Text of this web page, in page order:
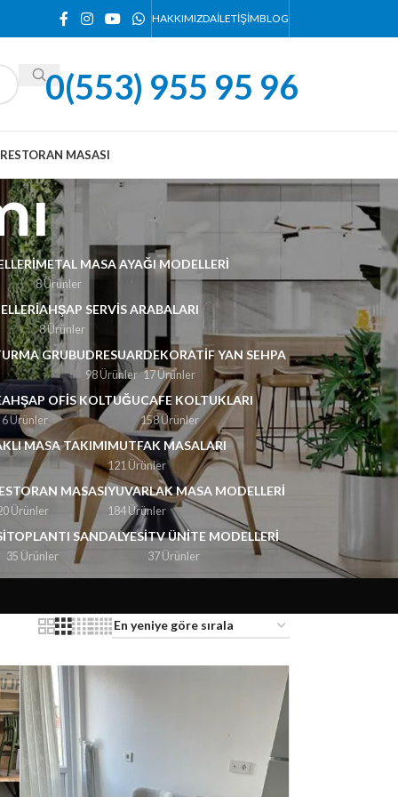
HAKKIMIZDAİLETIŞIMBLOG
0(553) 955 95 96
RESTORAN MASASI
METAL MASA AYAĞI MODELLERI
8 Ürünler
AHŞAP SERVIS ARABALARI
8 Ürünler
GRUBUDRESUAR
98 Ürünler
DEKORATIF YAN SEHPA
17 Ürünler
AHŞAP OFIS KOLTUĞU
6 Ürünler
CAFE KOLTUKLARI
158 Ürünler
MASA TAKIMIMUTFAK MASALARI
121 Ürünler
MASASI
Ürünler
YUVARLAK MASA MODELLERI
184 Ürünler
TOPLANTI SANDALYESI
35 Ürünler
TV ÜNITE MODELLERI
37 Ürünler